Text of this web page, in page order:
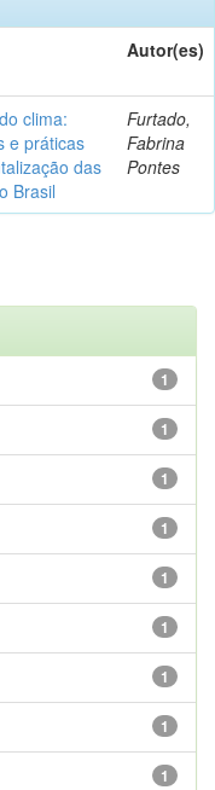
Autor(es)
clima:
e práticas
das
Brasil
Furtado,
Fabrina
Pontes
1
1
1
1
1
1
1
1
1